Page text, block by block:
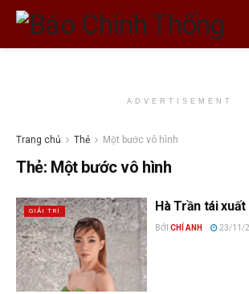
ADVERTISEMENT
Trang chủ Thẻ Một bước vô hình
Thẻ: Một bước vô hình
GIẢI TRÍ Hà Trần tái
BỞI CHÍ ANH 23/11/